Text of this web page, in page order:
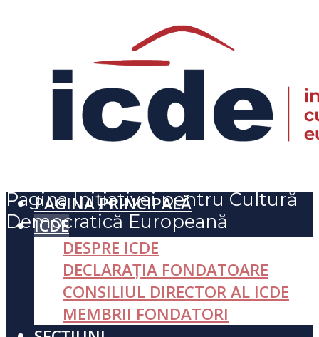
Pagina Inițiativei pentru Cultură
Democratică Europeană
PAGINA PRINCIPALĂ
ICDE
DESPRE ICDE
DECLARAȚIA FONDATOARE
CONSILIUL DIRECTOR AL ICDE
MEMBRII FONDATORI